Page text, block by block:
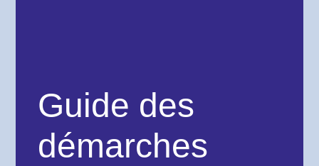
Guide des
démarches